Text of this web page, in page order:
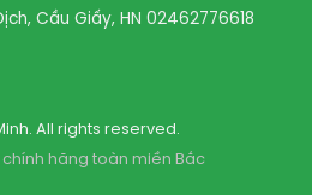
Cầu Giấy, HN 02462776618
All rights reserved.
hãng toàn miền Bắc